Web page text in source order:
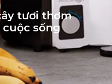
tươi thơm
sống